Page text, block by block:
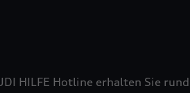
HILFE Hotline erhalten Sie